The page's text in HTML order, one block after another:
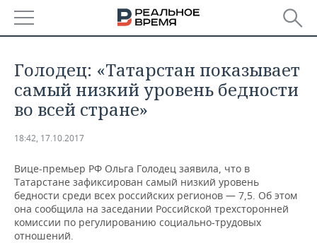
БАШКОРТОСТАН
ТАТАРСТАН
НОВОСТИ
АНАЛИТИКА
ДЕКЛАРАЦИИ О ДОХОДАХ
КОРОЛИ ГОСЗАКАЗА ПФО
НОВОСТИ ЭКОНОМИКИ
ФИНАНСЫ
ПРОМЫШЛЕННОСТЬ
НОВОСТИ
ПРОМЫШЛЕННОСТИ
НЕДВИЖИМОСТЬ
Голодец: «Татарстан показывает
самый низкий уровень бедности
во всей стране»
18:42, 17.10.2017
Вице-премьер РФ Ольга Голодец заявила, что в
Татарстане зафиксирован самый низкий уровень
бедности среди всех российских регионов — 7,5. Об этом
она сообщила на заседании Российской трехсторонней
комиссии по регулированию социально-трудовых
отношений.